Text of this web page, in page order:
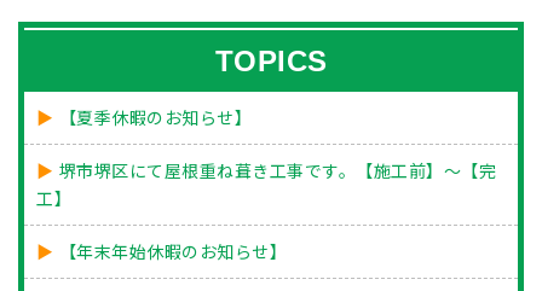
TOPICS
【夏季休暇のお知らせ】
堺市堺区にて屋根重ね葺き工事です。【施工前】～【完
工】
【年末年始休暇のお知らせ】